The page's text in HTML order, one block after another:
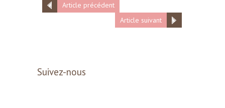
Article précédent
Article suivant
Suivez-nous